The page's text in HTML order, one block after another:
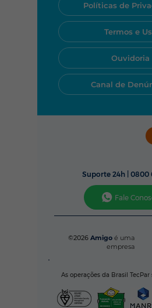
Teste de
baixo?
está roubando
conexão e
resolver
Políticas de
Termos e
Ouvidoria
Canal de
Suporte 24h | 0800
Fale
©2026 Amigo é uma
empresa
As operações da Brasil